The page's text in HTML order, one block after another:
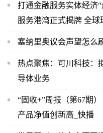
打通金融服务实体经济
服务港湾正式揭牌 全球
塞纳里奥议会声望怎么
热点聚焦：可川科技：
导体业务
“固收+”周报（第67期
产品净值创新高_快播